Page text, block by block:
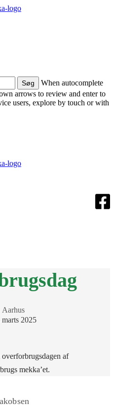
When autocomplete
arrows to review and enter to
users, explore by touch or with
Aarhus
marts 2025
af
mekka’et.